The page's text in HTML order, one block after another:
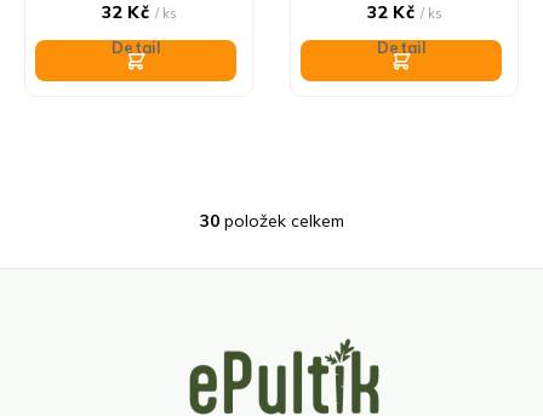
32 Kč / ks
Detail
32 Kč / ks
Detail
O
l
c
30položek celkem